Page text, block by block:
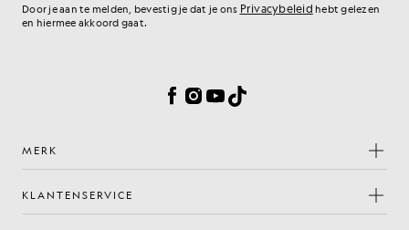
Door je aan te melden, bevestig je dat je ons Privacybeleid hebt gelezen
en hiermee akkoord gaat.
Facebook
Instagram
YouTube
TikTok
MERK
KLANTENSERVICE